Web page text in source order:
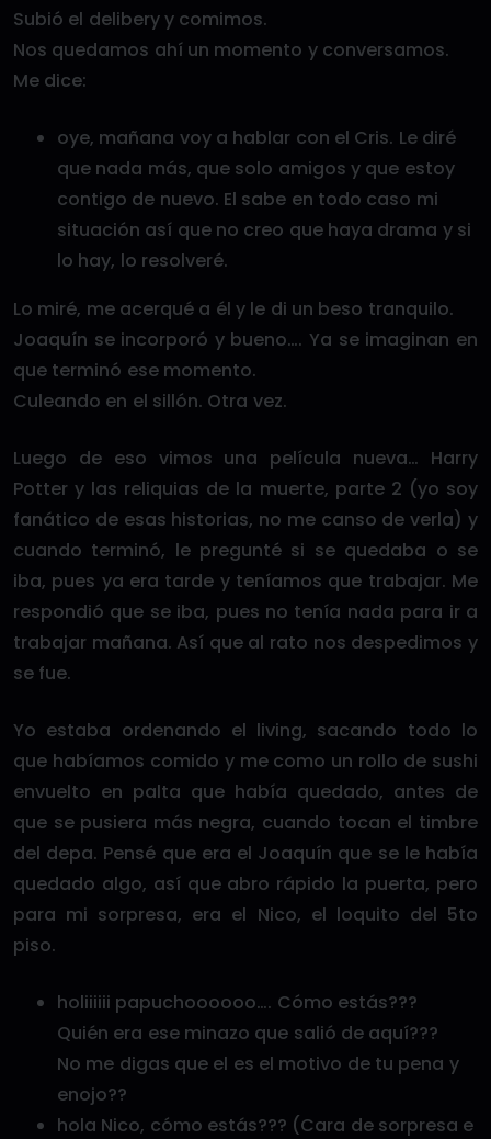
Subió el delibery y comimos.
Nos quedamos ahí un momento y conversamos.
Me dice:
oye, mañana voy a hablar con el Cris. Le diré
que nada más, que solo amigos y que estoy
contigo de nuevo. El sabe en todo caso mi
situación así que no creo que haya drama y si
lo hay, lo resolveré.
Lo miré, me acerqué a él y le di un beso tranquilo.
Joaquín se incorporó y bueno…. Ya se imaginan en
que terminó ese momento.
Culeando en el sillón. Otra vez.
Luego de eso vimos una película nueva… Harry
Potter y las reliquias de la muerte, parte 2 (yo soy
fanático de esas historias, no me canso de verla) y
cuando terminó, le pregunté si se quedaba o se
iba, pues ya era tarde y teníamos que trabajar. Me
respondió que se iba, pues no tenía nada para ir a
trabajar mañana. Así que al rato nos despedimos y
se fue.
Yo estaba ordenando el living, sacando todo lo
que habíamos comido y me como un rollo de sushi
envuelto en palta que había quedado, antes de
que se pusiera más negra, cuando tocan el timbre
del depa. Pensé que era el Joaquín que se le había
quedado algo, así que abro rápido la puerta, pero
para mi sorpresa, era el Nico, el loquito del 5to
piso.
holiiiiii papuchoooooo…. Cómo estás???
Quién era ese minazo que salió de aquí???
No me digas que el es el motivo de tu pena y
enojo??
hola Nico, cómo estás??? (Cara de sorpresa e